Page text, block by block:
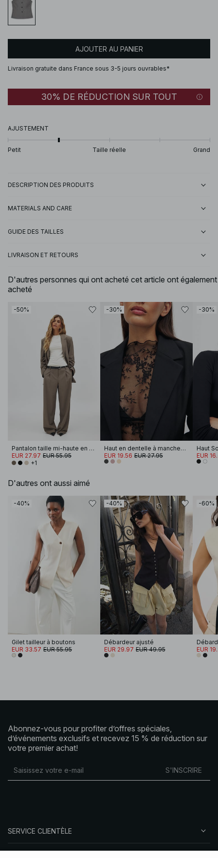
AJOUTER AU PANIER
Livraison gratuite dans France sous 3-5 jours ouvrables*
30% DE RÉDUCTION SUR TOUT
AJUSTEMENT
Petit Taille réelle Grand
DESCRIPTION DES PRODUITS
MATERIALS AND CARE
GUIDE DES TAILLES
LIVRAISON ET RETOURS
D'autres personnes qui ont acheté cet article ont également
acheté
-50%
Pantalon taille mi-haute en tissu mélangé
EUR 27.97 EUR 55.95
+1
-30%
Haut en dentelle à manches longues
EUR 19.56 EUR 27.95
-30%
EUR
D'autres ont aussi aimé
-40%
Gilet tailleur à boutons
EUR 33.57 EUR 55.95
-40%
Débardeur ajusté
EUR 29.97 EUR 49.95
-60%
EUR
Abonnez-vous pour profiter d’offres spéciales,
d’événements exclusifs et recevez 15 % de réduction sur
votre premier achat!
S'INSCRIRE
SERVICE CLIENTÈLE